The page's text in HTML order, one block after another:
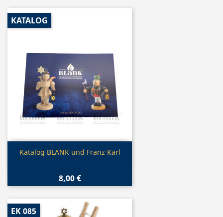
Vorschau
Katalog BLANK und Franz Karl
8,00 €
KATALOG
EK 085